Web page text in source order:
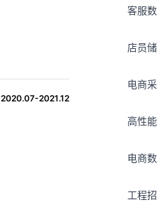
客服
店员
电商
高性
电商
工程
2020.07-2021.12